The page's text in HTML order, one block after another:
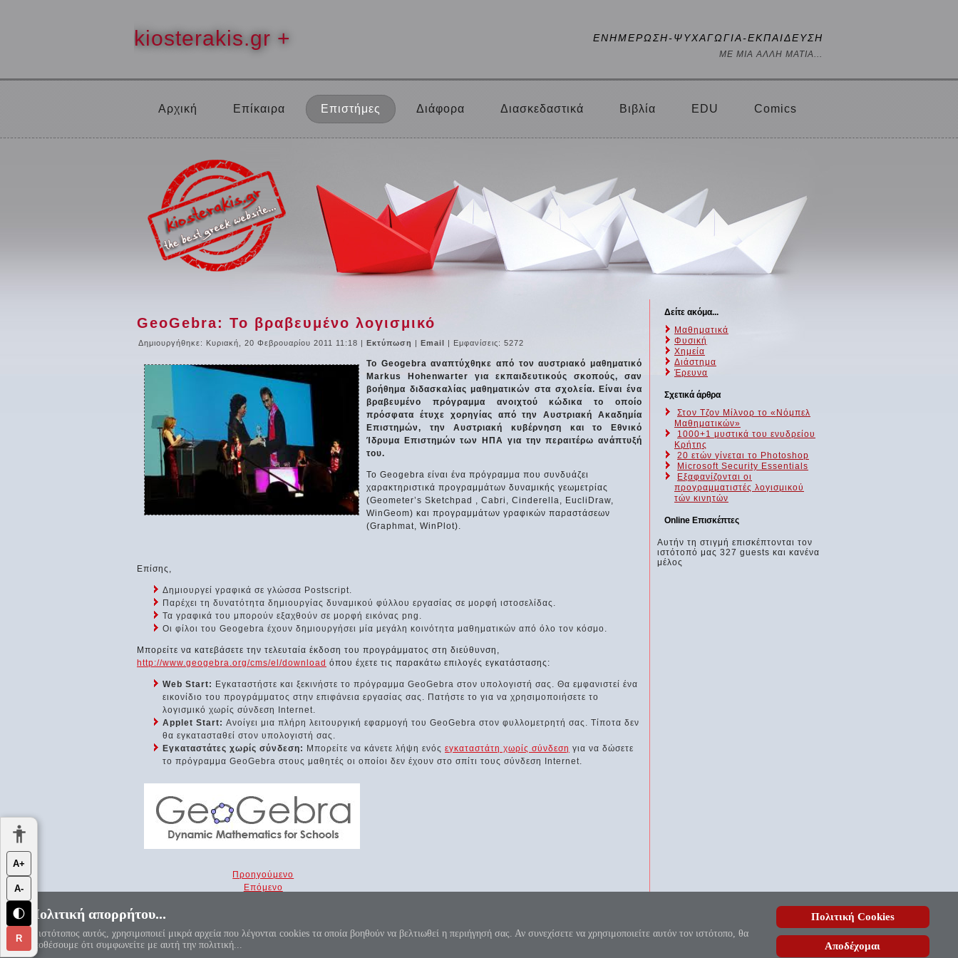
kiosterakis.gr + ΕΝΗΜΕΡΩΣΗ-ΨΥΧΑΓΩΓΙΑ-ΕΚΠΑΙΔΕΥΣΗ
ΜΕ ΜΙΑ ΑΛΛΗ ΜΑΤΙΑ...
Αρχική Επίκαιρα Επιστήμες Διάφορα Διασκεδαστικά Βιβλία EDU Comics
GeoGebra: Το βραβευμένο λογισμικό
Δημιουργήθηκε: Κυριακή, 20 Φεβρουαρίου 2011 11:18 | Εκτύπωση | Email | Εμφανίσεις: 5272
Το Geogebra αναπτύχθηκε από τον αυστριακό μαθηματικό
Markus Hohenwarter για εκπαιδευτικούς σκοπούς, σαν
βοήθημα διδασκαλίας μαθηματικών στα σχολεία. Είναι ένα
βραβευμένο πρόγραμμα ανοιχτού κώδικα το οποίο
πρόσφατα έτυχε χορηγίας από την Αυστριακή Ακαδημία
Επιστημών, την Αυστριακή κυβέρνηση και το Εθνικό
Ίδρυμα Επιστημών των ΗΠΑ για την περαιτέρω ανάπτυξή
του.
Το Geogebra είναι ένα πρόγραμμα που συνδυάζει
χαρακτηριστικά προγραμμάτων δυναμικής γεωμετρίας
(Geometer’s Sketchpad , Cabri, Cinderella, EucliDraw,
WinGeom) και προγραμμάτων γραφικών παραστάσεων
(Graphmat, WinPlot).
Επίσης,
Δημιουργεί γραφικά σε γλώσσα Postscript.
Παρέχει τη δυνατότητα δημιουργίας δυναμικού φύλλου εργασίας σε μορφή ιστοσελίδας.
Τα γραφικά του μπορούν εξαχθούν σε μορφή εικόνας png.
Οι φίλοι του Geogebra έχουν δημιουργήσει μία μεγάλη κοινότητα μαθηματικών από όλο τον κόσμο.
Μπορείτε να κατεβάσετε την τελευταία έκδοση του προγράμματος στη διεύθυνση,
http://www.geogebra.org/cms/el/download όπου έχετε τις παρακάτω επιλογές εγκατάστασης:
Web Start: Εγκαταστήστε και ξεκινήστε το πρόγραμμα GeoGebra στον υπολογιστή σας. Θα εμφανιστεί ένα
εικονίδιο του προγράμματος στην επιφάνεια εργασίας σας. Πατήστε το για να χρησιμοποιήσετε το
λογισμικό χωρίς σύνδεση Internet.
Applet Start: Ανοίγει μια πλήρη λειτουργική εφαρμογή του GeoGebra στον φυλλομετρητή σας. Τίποτα δεν
θα εγκατασταθεί στον υπολογιστή σας.
Εγκαταστάτες χωρίς σύνδεση: Μπορείτε να κάνετε λήψη ενός εγκαταστάτη χωρίς σύνδεση για να δώσετε
το πρόγραμμα GeoGebra στους μαθητές οι οποίοι δεν έχουν στο σπίτι τους σύνδεση Internet.
Προηγούμενο
Επόμενο
Δείτε ακόμα...
Μαθηματικά
Φυσική
Χημεία
Διάστημα
Έρευνα
Σχετικά άρθρα
Στον Τζον Μίλνορ το «Νόμπελ
Μαθηματικών»
1000+1 μυστικά του ενυδρείου
Κρήτης
20 ετών γίνεται το Photoshop
Microsoft Security Essentials
Εξαφανίζονται οι
προγραμματιστές λογισμικού
τών κινητών
Online Επισκέπτες
Αυτήν τη στιγμή επισκέπτονται τον
ιστότοπό μας 327 guests και κανένα
μέλος
π=3.1415926535897932384626...
Πολιτική απορρήτου
Πολιτική απορρήτου...
Ο ιστότοπος αυτός, χρησιμοποιεί μικρά αρχεία που λέγονται cookies τα οποία βοηθούν να βελτιωθεί η περιήγησή σας. Αν συνεχίσετε να χρησιμοποιείτε αυτόν τον ιστότοπο, θα
υποθέσουμε ότι συμφωνείτε με αυτή την πολιτική...
Πολιτική Cookies
Αποδέχομαι
Α+
Α-
🌓
R